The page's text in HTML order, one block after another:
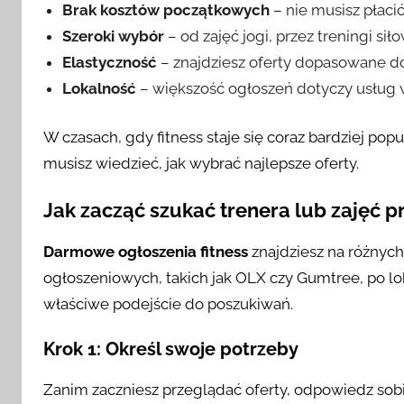
Brak kosztów początkowych – nie musisz
Szeroki wybór – od zajęć jogi, przez treningi
Elastyczność – znajdziesz oferty dopasowane
Lokalność – większość ogłoszeń dotyczy
W czasach, gdy fitness staje się coraz bardziej
musisz wiedzieć, jak wybrać najlepsze oferty.
Jak zacząć szukać trenera lub zajęć
Darmowe ogłoszenia fitness znajdziesz na
ogłoszeniowych, takich jak OLX czy Gumtree, po
właściwe podejście do poszukiwań.
Krok 1: Określ swoje potrzeby
Zanim zaczniesz przeglądać oferty, odpowiedz